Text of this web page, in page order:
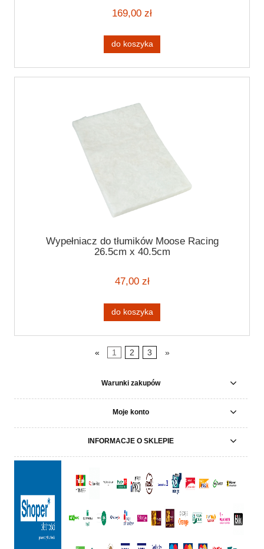
169,00 zł
do koszyka
Wypełniacz do tłumików Moose Racing
26.5cm x 40.5cm
47,00 zł
do koszyka
« 1 2 3 »
Warunki zakupów
Moje konto
INFORMACJE O SKLEPIE